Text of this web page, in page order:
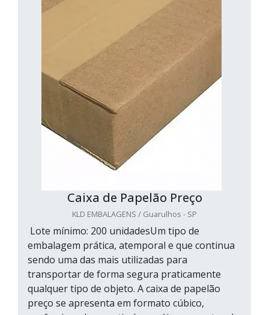
Caixa de Papelão Preço
KLD EMBALAGENS / Guarulhos - SP
Lote mínimo: 200 unidadesUm tipo de
embalagem prática, atemporal e que continua
sendo uma das mais utilizadas para
transportar de forma segura praticamente
qualquer tipo de objeto. A caixa de papelão
preço se apresenta em formato cúbico,